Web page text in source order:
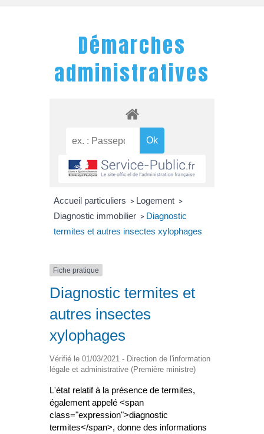
Démarches
administratives
Accueil particuliers > Logement >
Diagnostic immobilier > Diagnostic
termites et autres insectes xylophages
Fiche pratique
Diagnostic termites et
autres insectes
xylophages
Vérifié le 01/03/2021 - Direction de l'information
légale et administrative (Première ministre)
L'état relatif à la présence de termites,
également appelé <span
class="expression">diagnostic
termites</span>, donne des informations